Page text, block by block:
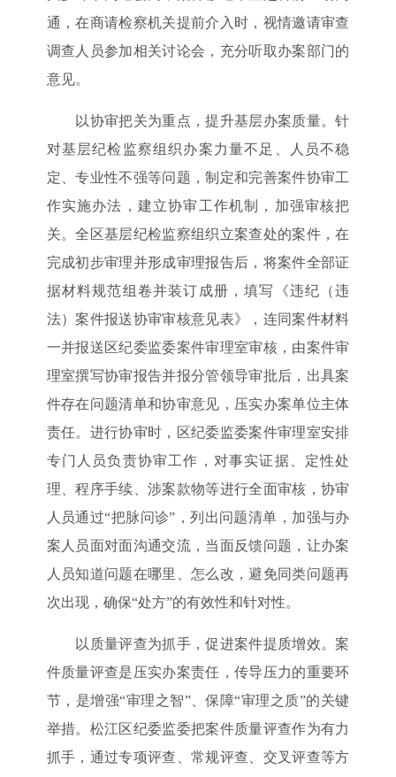
通，在商请检察机关提前介入时，视情邀请审查
调查人员参加相关讨论会，充分听取办案部门的
意见。
以协审把关为重点，提升基层办案质量。针
对基层纪检监察组织办案力量不足、人员不稳
定、专业性不强等问题，制定和完善案件协审工
作实施办法，建立协审工作机制，加强审核把
关。全区基层纪检监察组织立案查处的案件，在
完成初步审理并形成审理报告后，将案件全部证
据材料规范组卷并装订成册，填写《违纪（违
法）案件报送协审审核意见表》，连同案件材料
一并报送区纪委监委案件审理室审核，由案件审
理室撰写协审报告并报分管领导审批后，出具案
件存在问题清单和协审意见，压实办案单位主体
责任。进行协审时，区纪委监委案件审理室安排
专门人员负责协审工作，对事实证据、定性处
理、程序手续、涉案款物等进行全面审核，协审
人员通过“把脉问诊”，列出问题清单，加强与办
案人员面对面沟通交流，当面反馈问题，让办案
人员知道问题在哪里、怎么改，避免同类问题再
次出现，确保“处方”的有效性和针对性。
以质量评查为抓手，促进案件提质增效。案
件质量评查是压实办案责任，传导压力的重要环
节，是增强“审理之智”、保障“审理之质”的关键
举措。松江区纪委监委把案件质量评查作为有力
抓手，通过专项评查、常规评查、交叉评查等方